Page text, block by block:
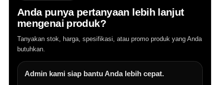
Anda punya pertanyaan lebih lanjut
mengenai produk?
Tanyakan stok, harga, spesifikasi, atau promo produk yang Anda
butuhkan.
Admin kami siap bantu Anda lebih cepat.